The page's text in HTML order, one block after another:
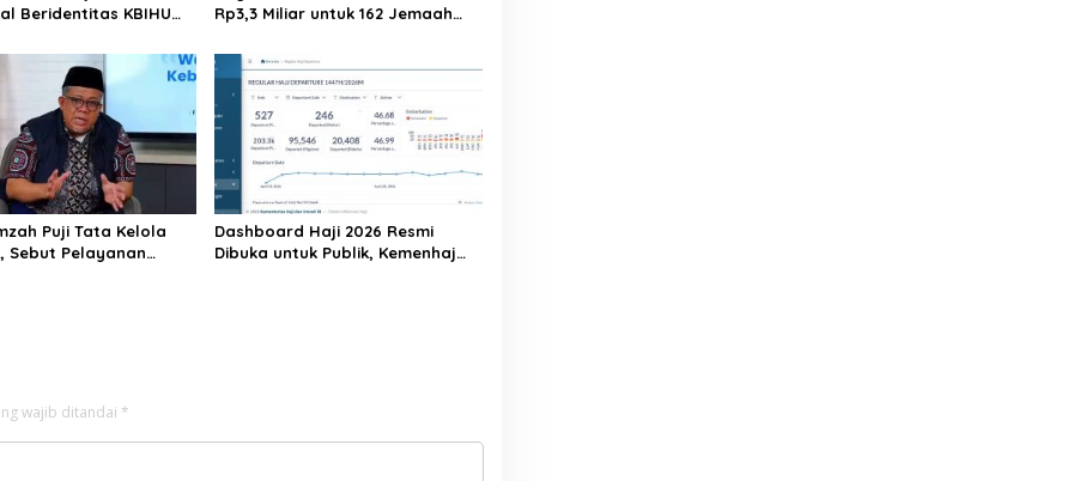
Beridentitas KBIHU
Rp3,3 Miliar untuk 162 Jemaah
Sama Haji RI–UEA
Puji Tata Kelola
Sebut Pelayanan
Dashboard Haji 2026 Resmi
Dibuka untuk Publik, Kemenhaj
wajib ditandai *